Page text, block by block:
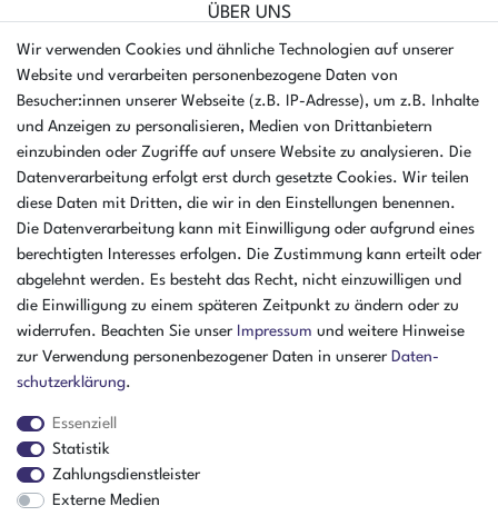
ÜBER UNS
AMIKON GMBH
Einsteinstr. 8a
46325 Borken
Deutschland
Öffnungszeiten Montag - Donnerstag
07:30 - 16:00 Uhr
Öffnungszeiten Freitag
07:30 - 15:00 Uhr
ZAHLUNGSARTEN
Wir verwenden Cookies und ähnliche Technologien auf unserer
Website und verarbeiten personenbezogene Daten von
Besucher:innen unserer Webseite (z.B. IP-Adresse), um z.B. Inhalte
und Anzeigen zu personalisieren, Medien von Drittanbietern
einzubinden oder Zugriffe auf unsere Website zu analysieren. Die
Datenverarbeitung erfolgt erst durch gesetzte Cookies. Wir teilen
diese Daten mit Dritten, die wir in den Einstellungen benennen.
Die Datenverarbeitung kann mit Einwilligung oder aufgrund eines
berechtigten Interesses erfolgen. Die Zustimmung kann erteilt oder
abgelehnt werden. Es besteht das Recht, nicht einzuwilligen und
die Einwilligung zu einem späteren Zeitpunkt zu ändern oder zu
widerrufen. Beachten Sie unser Impressum und weitere Hinweise
zur Verwendung personenbezogener Daten in unserer Daten­
schutz­erklärung.
Essenziell
Statistik
Zahlungsdienstleister
Externe Medien